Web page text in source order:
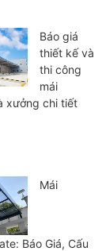
Báo giá
thiết kế và
thi công
mái
xưởng chi tiết
Mái
Báo Giá, Cấu